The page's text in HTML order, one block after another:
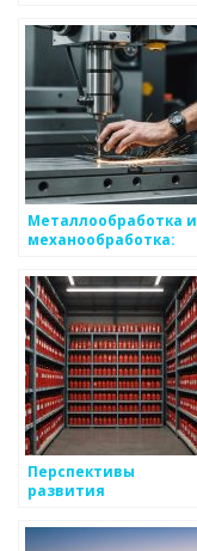
Металлообработка и
механообработка:
преимущества
Перспективы
развития
промышленности